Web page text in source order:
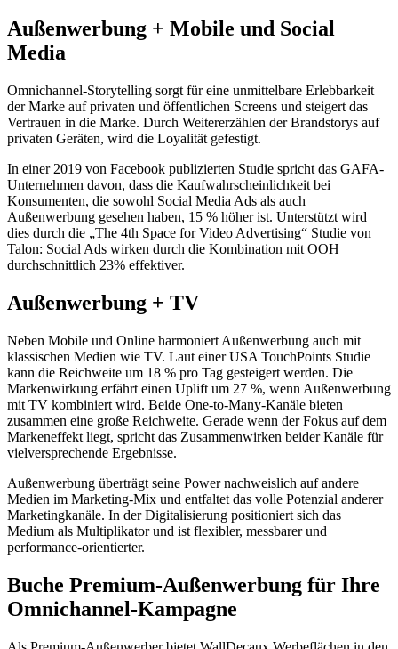
Außenwerbung + Mobile und Social
Media
Omnichannel-Storytelling sorgt für eine unmittelbare Erlebbarkeit
der Marke auf privaten und öffentlichen Screens und steigert das
Vertrauen in die Marke. Durch Weitererzählen der Brandstorys auf
privaten Geräten, wird die Loyalität gefestigt.
In einer 2019 von Facebook publizierten Studie spricht das GAFA-
Unternehmen davon, dass die Kaufwahrscheinlichkeit bei
Konsumenten, die sowohl Social Media Ads als auch
Außenwerbung gesehen haben, 15 % höher ist. Unterstützt wird
dies durch die „The 4th Space for Video Advertising“ Studie von
Talon: Social Ads wirken durch die Kombination mit OOH
durchschnittlich 23% effektiver.
Außenwerbung + TV
Neben Mobile und Online harmoniert Außenwerbung auch mit
klassischen Medien wie TV. Laut einer USA TouchPoints Studie
kann die Reichweite um 18 % pro Tag gesteigert werden. Die
Markenwirkung erfährt einen Uplift um 27 %, wenn Außenwerbung
mit TV kombiniert wird. Beide One-to-Many-Kanäle bieten
zusammen eine große Reichweite. Gerade wenn der Fokus auf dem
Markeneffekt liegt, spricht das Zusammenwirken beider Kanäle für
vielversprechende Ergebnisse.
Außenwerbung überträgt seine Power nachweislich auf andere
Medien im Marketing-Mix und entfaltet das volle Potenzial anderer
Marketingkanäle. In der Digitalisierung positioniert sich das
Medium als Multiplikator und ist flexibler, messbarer und
performance-orientierter.
Buche Premium-Außenwerbung für Ihre
Omnichannel-Kampagne